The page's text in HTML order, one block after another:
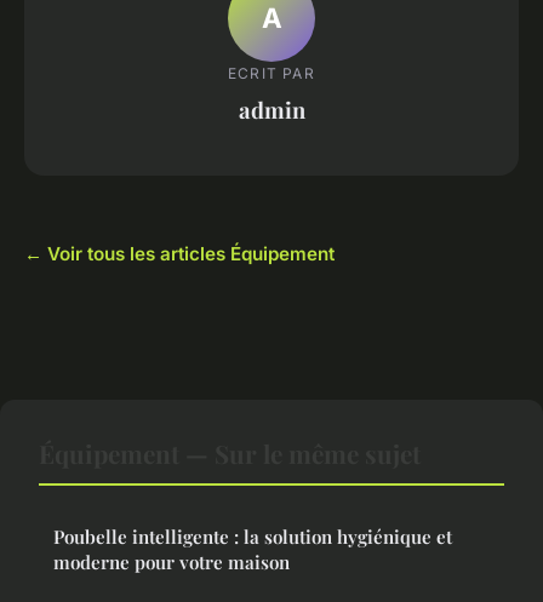
A
ECRIT PAR
admin
← Voir tous les articles Équipement
Poubelle intelligente : la solution hygiénique et
moderne pour votre maison